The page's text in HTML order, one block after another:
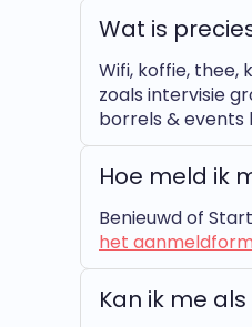
Wat is
Wifi, koffie, thee,
zoals intervisie
borrels & events
Hoe meld ik
Benieuwd of
het
Kan ik me